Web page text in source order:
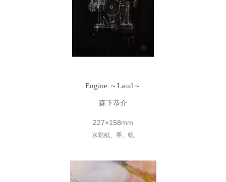
Engine ～Land～
森下恭介
227×158mm
水彩紙、墨、蝋